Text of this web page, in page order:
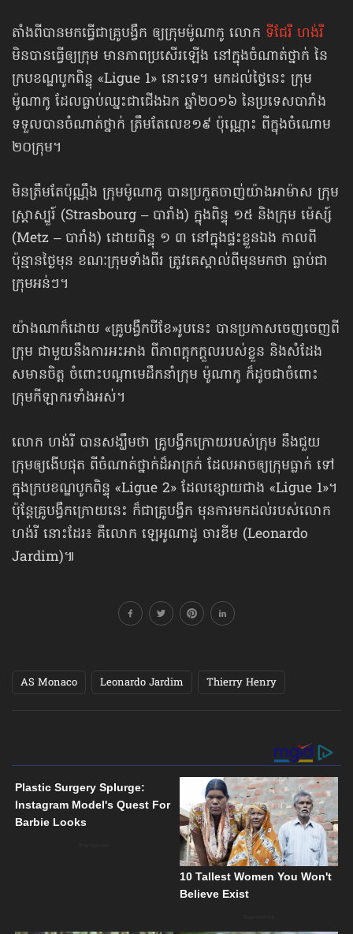
តាំងពីបាន​មកធ្វើជាគ្រូបង្វឹក ឲ្យក្រុមម៉ូណាកូ លោក ទីជែរី ហង់រី
មិនបានធ្វើឲ្យក្រុម មានភាពប្រសើរឡើង នៅក្នុងចំណាត់ថ្នាក់ នៃ
ក្របខណ្ឌបូកពិន្ទុ «Ligue 1» នោះទេ។ មកដល់ថ្ងៃនេះ ក្រុម
ម៉ូណាកូ ដែលធ្លាប់ឈ្នះជាជើងឯក ឆ្នាំ២០១៦ នៃប្រទេសបារាំង
ទទួលបានចំណាត់ថ្នាក់ ត្រឹមតែលេខ១៩ ប៉ុណ្ណោះ ពីក្នុងចំណោម
២០ក្រុម។
មិនត្រឹមតែប៉ុណ្ណឹង ក្រុមម៉ូណាកូ បានប្រកួតចាញ់យ៉ាងអាម៉ាស ក្រុម
ស្ត្រាស្បួរ៍ (Strasbourg – បារាំង) ក្នុងពិន្ទុ ១៥ និងក្រុម ម៉េស្ស៍
(Metz – បារាំង) ដោយពិន្ទុ ១ ៣ នៅក្នុងផ្ទះខ្លួនឯង កាលពី
ប៉ុន្មានថ្ងៃមុន ខណៈក្រុមទាំងពីរ ត្រូវគេស្គាល់ពីមុនមកថា ធ្លាប់ជា
ក្រុមអន់ៗ។
យ៉ាងណាក៏ដោយ «គ្រូបង្វឹកបីខែ»រូបនេះ បានប្រកាសចេញចេញពី
ក្រុម ជាមួយនឹងការអះអាង ពីភាពក្ដុកក្ដួលរបស់ខ្លួន និងសំដែង
សមានចិត្ត ចំពោះបណ្ដាមេដឹកនាំក្រុម ម៉ូណាកូ ក៏ដូចជាចំពោះ
ក្រុមកីឡាករទាំងអស់។
លោក ហង់រី បានសង្ឃឹមថា គ្រូបង្វឹកក្រោយរបស់ក្រុម នឹងជួយ
ក្រុមឲ្យងើបផុត ពីចំណាត់ថ្នាក់ដ៏អាក្រក់ ដែលអាចឲ្យក្រុមធ្លាក់ ទៅ
ក្នុងក្របខណ្ឌបូកពិន្ទុ «Ligue 2» ដែលខ្សោយជាង «Ligue 1»។
ប៉ុន្តែគ្រូបង្វឹកក្រោយនេះ ក៏ជាគ្រូបង្វឹក មុនការមកដល់របស់លោក
ហង់រី នោះដែរ៖ គឺលោក ឡេអូណាដូ ចារឌីម (Leonardo
Jardim)៕
AS Monaco Leonardo Jardim Thierry Henry